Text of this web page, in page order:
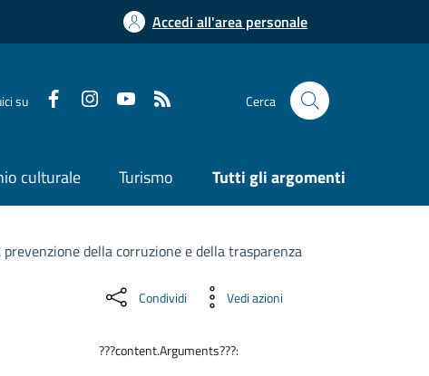
Accedi all'area personale
su Cerca
culturale Turismo Tutti gli argomenti
della corruzione e della trasparenza
Condividi Vedi azioni
???content.Arguments???: